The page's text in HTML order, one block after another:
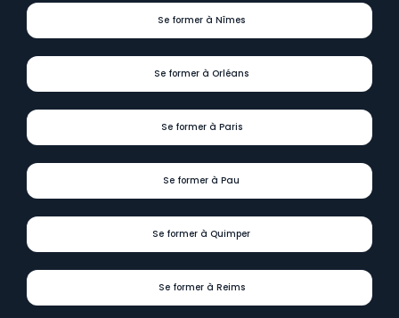
Se former à Nîmes
Se former à Orléans
Se former à Paris
Se former à Pau
Se former à Quimper
Se former à Reims